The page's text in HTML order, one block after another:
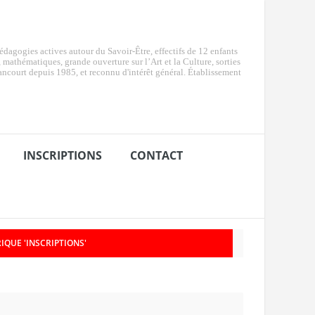
actives autour du Savoir-Être, effectifs de 12 enfants
grande ouverture sur l’Art et la Culture, sorties
depuis 1985, et reconnu d'intérêt général. Établissement
INSCRIPTIONS CONTACT
'INSCRIPTIONS'